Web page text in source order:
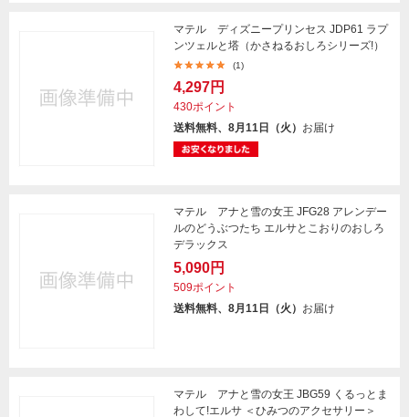
マテル ディズニープリンセス JDP61 ラプ
ンツェルと塔（かさねるおしろシリーズ!）
(1)
4,297円
430ポイント
送料無料、8月11日（火） お届け
マテル アナと雪の女王 JFG28 アレンデー
ルのどうぶつたち エルサとこおりのおしろ
デラックス
5,090円
509ポイント
送料無料、8月11日（火） お届け
マテル アナと雪の女王 JBG59 くるっとま
わして!エルサ ＜ひみつのアクセサリー＞